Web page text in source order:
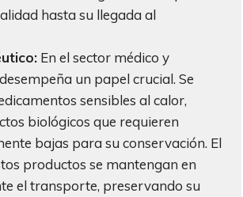
hasta su llegada al
En el sector médico y
un papel crucial. Se
sensibles al calor,
biológicos que requieren
bajas para su conservación. El
productos se mantengan en
el transporte, preservando su